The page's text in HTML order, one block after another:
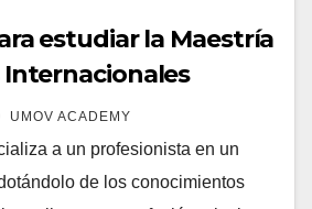
estudiar la Maestría
Internacionales
UMOV ACADEMY
a un profesionista en un
de los conocimientos